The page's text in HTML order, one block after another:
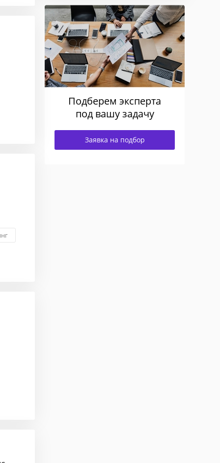
Подберем эксперта
под вашу задачу
Заявка на подбор